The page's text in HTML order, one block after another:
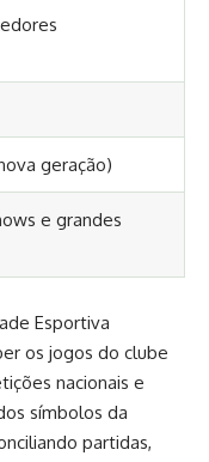
geração)
e grandes
Esportiva
os jogos do clube
nacionais e
símbolos da
partidas,